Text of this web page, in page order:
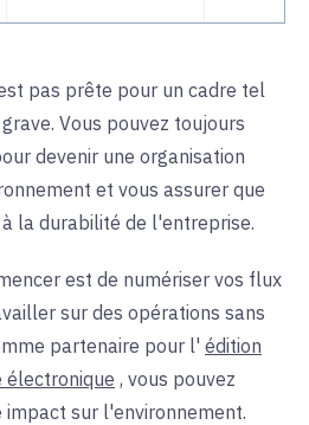
pas prête pour un cadre tel
Vous pouvez toujours
devenir une organisation
et vous assurer que
la durabilité de l'entreprise.
est de numériser vos flux
sur des opérations sans
partenaire pour l' édition
électronique , vous pouvez
sur l'environnement.